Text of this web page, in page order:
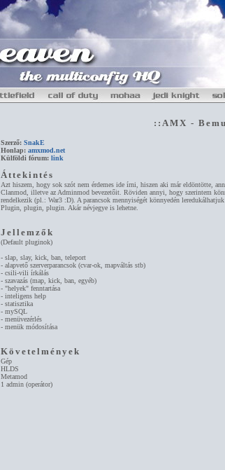
::AMX -
Szerző: SnakE
Honlap: amxmod.net
Külföldi fórum: link
Áttekintés
Azt hiszem, hogy sok szót nem érdemes ide írni, hiszen aki már eldöntötte,
Clanmod, illetve az Adminmod bevezetőit. Röviden annyi, hogy szerintem
rendelkezik (pl.: War3 :D). A parancsok mennyiségét könnyedén leredukálhatjuk
Plugin, plugin, plugin. Akár névjegye is lehetne.
Jellemzők
(Default pluginok)
- slap, slay, kick, ban, teleport
- alapvető szerverparancsok (cvar-ok, mapváltás stb)
- csili-vili írkálás
- szavazás (map, kick, ban, egyéb)
- "helyek" fenntartása
- inteligens help
- statisztika
- mySQL
- menüvezérlés
- menük módosítása
Követelmények
Gép
HLDS
Metamod
1 admin (operátor)